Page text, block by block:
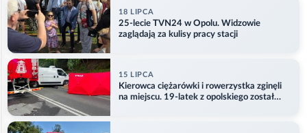
18 LIPCA
25-lecie TVN24 w Opolu. Widzowie
zaglądają za kulisy pracy stacji
15 LIPCA
Kierowca ciężarówki i rowerzystka zginęli
na miejscu. 19-latek z opolskiego został